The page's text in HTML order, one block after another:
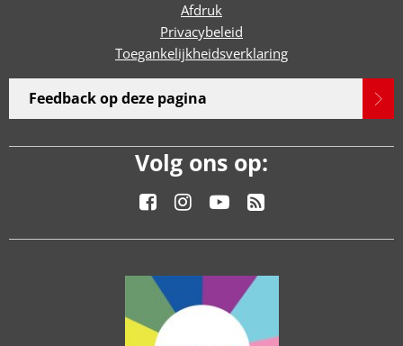
Afdruk
Privacybeleid
Toegankelijkheidsverklaring
Feedback op deze pagina
Volg ons op: